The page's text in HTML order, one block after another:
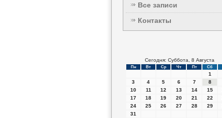
Все записи
Контакты
Сегодня: Суббота, 8 Августа
Пн Вт Ср Чт Пт Сб
1
3
4 5 6 7 8
10
11 12 13 14 15
17
18 19 20 21 22
24
25 26 27 28 29
31